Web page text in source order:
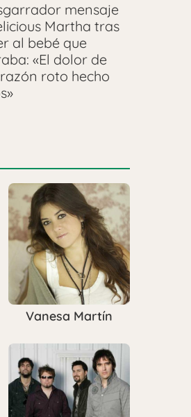
mensaje
Martha tras
al bebé que
«El dolor de
roto hecho
Vanesa Martín